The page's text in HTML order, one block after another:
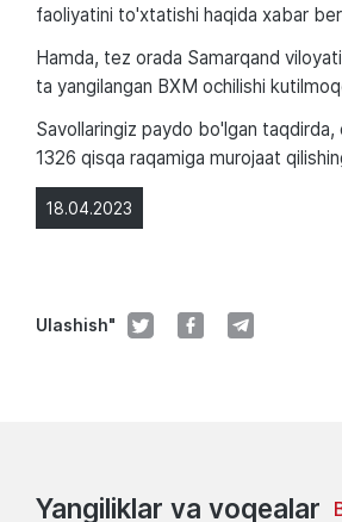
18.04.2023
Ulashish"
faoliyatini to'xtatishi haqida xabar
Hamda, tez orada Samarqand
ta yangilangan BXM ochilishi
Savollaringiz paydo bo'lgan taqdirda,
1326 qisqa raqamiga murojaat
Yangiliklar va voqealar